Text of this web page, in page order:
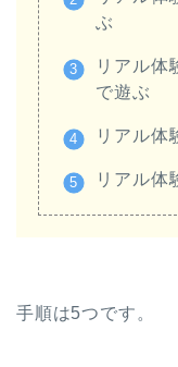
ぶ
リアル体
で遊ぶ
リアル体
リアル体
手順は5つです。